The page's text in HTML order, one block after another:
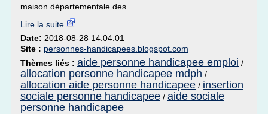
maison départementale des...
Lire la suite
Date: 2018-08-28 14:04:01
Site : personnes-handicapees.blogspot.com
Thèmes liés : aide personne handicapee emploi /
allocation personne handicapee mdph /
allocation aide personne handicapee / insertion
sociale personne handicapee / aide sociale
personne handicapee